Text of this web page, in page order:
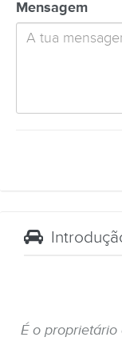
Mensagem
É o proprietário